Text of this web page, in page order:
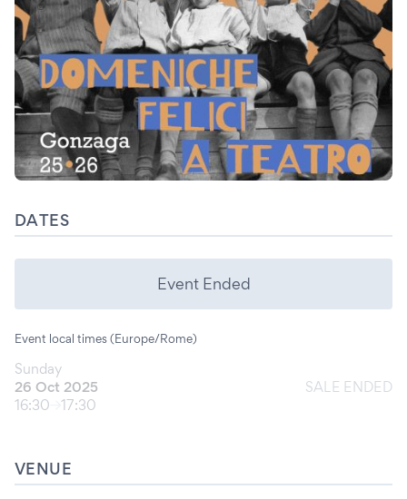
DATES
Event Ended
Event local times (Europe/Rome)
Sunday
26 Oct 2025
16:30
17:30
SALE ENDED
VENUE